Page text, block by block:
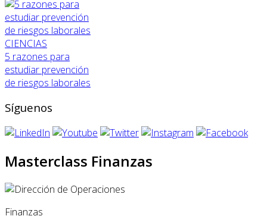
CIENCIAS
5 razones para
estudiar prevención
de riesgos laborales
Síguenos
Masterclass Finanzas
Finanzas